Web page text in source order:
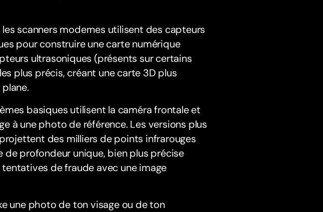
scanners modernes utilisent des capteurs
pour construire une carte numérique
ultrasoniques (présents sur certains
plus précis, créant une carte 3D plus
basiques utilisent la caméra frontale et
à une photo de référence. Les versions plus
des milliers de points infrarouges
de profondeur unique, bien plus précise
de fraude avec une image
une photo de ton visage ou de ton